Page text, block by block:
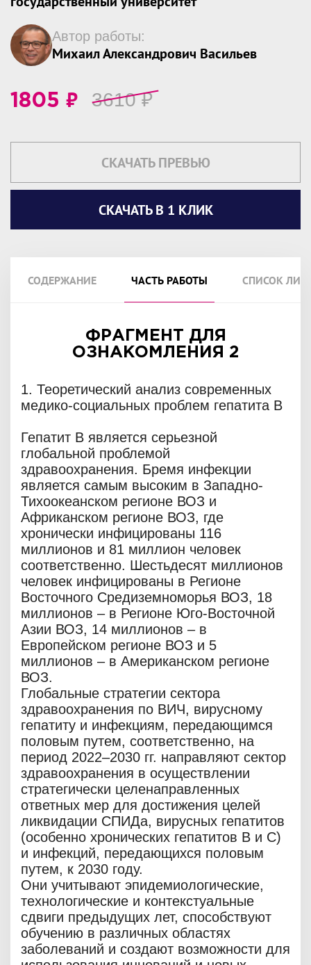
Автор работы:
Михаил Александрович Васильев
1805 ₽ 3610₽
СКАЧАТЬ ПРЕВЬЮ
СКАЧАТЬ В 1 КЛИК
СОДЕРЖАНИЕ ЧАСТЬ РАБОТЫ СПИСОК
ФРАГМЕНТ ДЛЯ
ОЗНАКОМЛЕНИЯ 2
1. Теоретический анализ современных
медико-социальных проблем гепатита B
Гепатит B является серьезной
глобальной проблемой
здравоохранения. Бремя инфекции
является самым высоким в Западно-
Тихоокеанском регионе ВОЗ и
Африканском регионе ВОЗ, где
хронически инфицированы 116
миллионов и 81 миллион человек
соответственно. Шестьдесят миллионов
человек инфицированы в Регионе
Восточного Средиземноморья ВОЗ, 18
миллионов – в Регионе Юго-Восточной
Азии ВОЗ, 14 миллионов – в
Европейском регионе ВОЗ и 5
миллионов – в Американском регионе
ВОЗ.
Глобальные стратегии сектора
здравоохранения по ВИЧ, вирусному
гепатиту и инфекциям, передающимся
половым путем, соответственно, на
период 2022–2030 гг. направляют сектор
здравоохранения в осуществлении
стратегически целенаправленных
ответных мер для достижения целей
ликвидации СПИДа, вирусных гепатитов
(особенно хронических гепатитов B и C)
и инфекций, передающихся половым
путем, к 2030 году.
Они учитывают эпидемиологические,
технологические и контекстуальные
сдвиги предыдущих лет, способствуют
обучению в различных областях
заболеваний и создают возможности для